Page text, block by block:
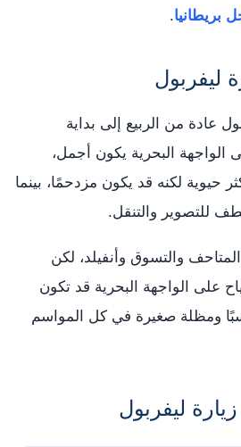
.
ليفربول
عادة من الربيع إلى بداية
الواجهة البحرية يكون أجمل،
حيوية لكنه قد يكون مزدحمًا، بينما
للتصوير والتنقل.
والتسوق وأنفيلد، لكن
على الواجهة البحرية قد تكون
ومظلة صغيرة في كل المواسم
ليفربول